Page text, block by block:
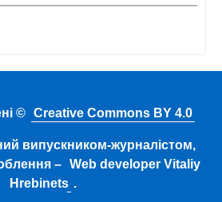
© Creative Commons BY 4.0
випускником-журналістом,
– Web developer Vitaliy
Hrebinets .